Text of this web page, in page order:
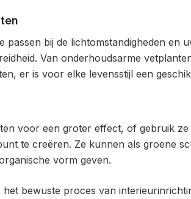
passen bij de lichtomstandigheden en
Van onderhoudsarme
er is voor elke levensstijl een
voor een groter effect, of gebruik ze
te creëren. Ze kunnen als groene
vorm geven.
het bewuste proces van